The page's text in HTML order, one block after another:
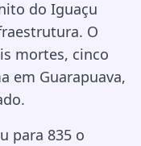
do Iguaçu
O
mortes, cinco
em Guarapuava,
para 835 o